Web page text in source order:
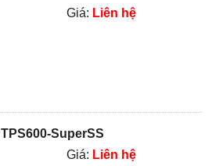
Giá: Liên hệ
TPS600-SuperSS
Giá: Liên hệ